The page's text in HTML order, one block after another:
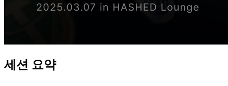
세션 요약